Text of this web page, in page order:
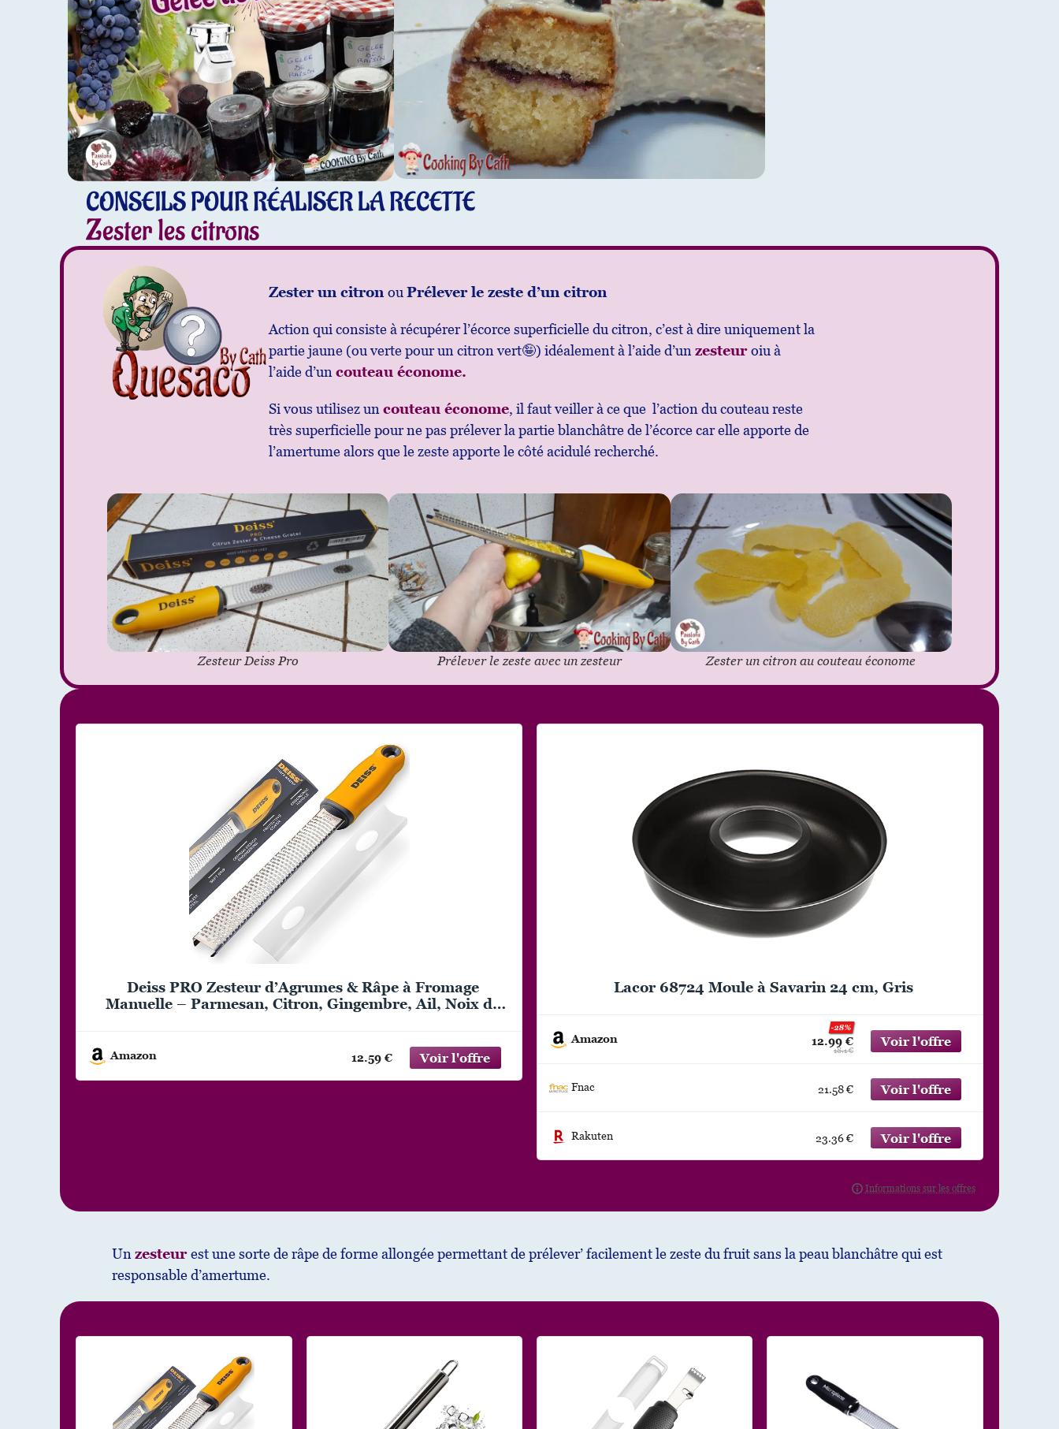
CONSEILS POUR RÉALISER LA RECETTE
Zester les citrons
Zester un citronouPrélever le zeste d’un citron
Action qui consiste à récupérer l’écorce superficielle du citron, c’est à dire uniquement la
partie jaune (ou verte pour un citron vert🤪) idéalement à l’aide d’unzesteuroiu à
l’aide d’uncouteau économe.
Si vous utilisez uncouteau économe, il faut veiller à ce que l’action du couteau reste
très superficielle pour ne pas prélever la partie blanchâtre de l’écorce car elle apporte de
l’amertume alors que le zeste apporte le côté acidulé recherché.
Zesteur Deiss Pro Prélever le zeste avec un zesteur Zester un citron au couteau économe
Deiss PRO Zesteur d’Agrumes & Râpe à Fromage
Manuelle – Parmesan, Citron, Gingembre, Ail, Noix de
Amazon 12.59 €
Lacor 68724 Moule à Savarin 24 cm, Gris
Amazon 12.99 €
-28%
18.1 €
Fnac 21.58 €
Rakuten 23.36 €
Unzesteurest une sorte de râpe de forme allongée permettant de prélever’ facilement le zeste du fruit sans la peau blanchâtre qui est
responsable d’amertume.